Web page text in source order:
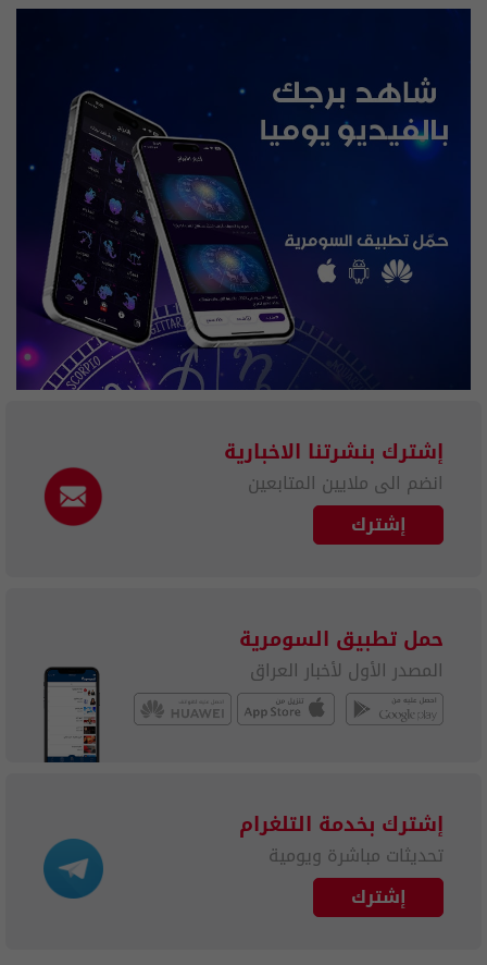
إشترك بنشرتنا الاخبارية
انضم الى ملايين المتابعين
إشترك
حمل تطبيق السومرية
المصدر الأول لأخبار العراق
إشترك بخدمة التلغرام
تحديثات مباشرة ويومية
إشترك